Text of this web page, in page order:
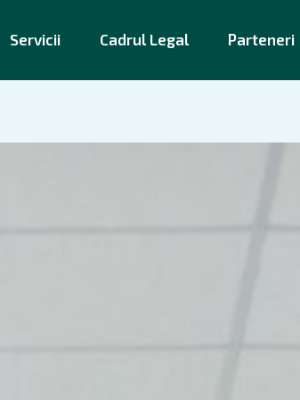
Servicii Cadrul Legal Parteneri